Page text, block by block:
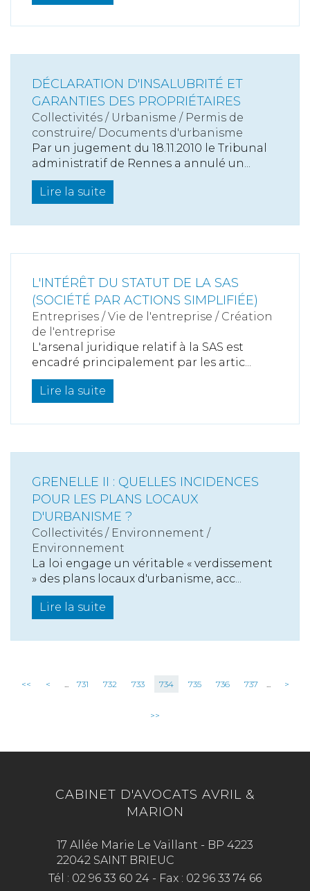
DÉCLARATION D'INSALUBRITÉ ET
GARANTIES DES PROPRIÉTAIRES
Collectivités / Urbanisme / Permis de
construire/ Documents d'urbanisme
Par un jugement du 18.11.2010 le Tribunal
administratif de Rennes a annulé un...
Lire la suite
L'INTÉRÊT DU STATUT DE LA SAS
(SOCIÉTÉ PAR ACTIONS SIMPLIFIÉE)
Entreprises /Vie de l'entreprise / Création
de l'entreprise
L'arsenal juridique relatif à la SAS est
encadré principalement par les artic...
Lire la suite
GRENELLE II : QUELLES INCIDENCES
POUR LES PLANS LOCAUX
D'URBANISME ?
Collectivités / Environnement /
Environnement
La loi engage un véritable « verdissement
» des plans locaux d'urbanisme, acc...
Lire la suite
<< < 731 732 733 734 735 736 737 >
>>
CABINET D'AVOCATS AVRIL &
MARION
17 Allée Marie Le Vaillant - BP 4223
22042 SAINT BRIEUC
Tél : 02 96 33 60 24 - Fax : 02 96 33 74 66